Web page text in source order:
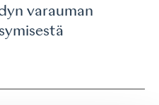
varauman